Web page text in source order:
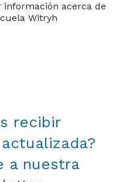
acerca de
Witryh
recibir
a nuestra